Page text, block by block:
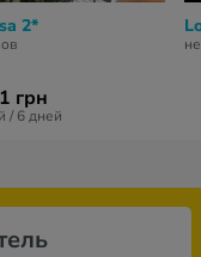
2*
грн
/ 6 дней